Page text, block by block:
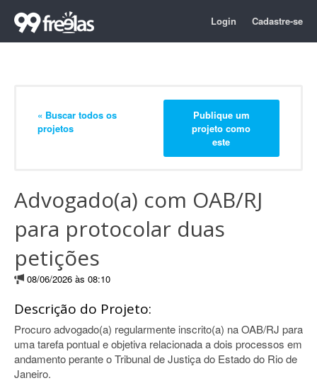
Login Cadastre-se
« Buscar todos os
projetos
Publique um
projeto como
este
Advogado(a) com OAB/RJ
para protocolar duas
petições
08/06/2026 às 08:10
Descrição do Projeto:
Procuro advogado(a) regularmente inscrito(a) na OAB/RJ para
uma tarefa pontual e objetiva relacionada a dois processos em
andamento perante o Tribunal de Justiça do Estado do Rio de
Janeiro.